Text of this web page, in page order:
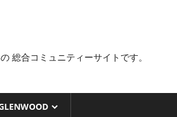
総合コミュニティーサイトです。